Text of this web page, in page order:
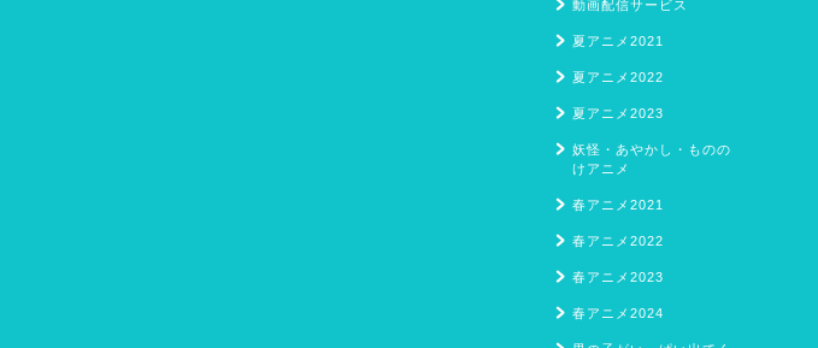
動画配信サービス
夏アニメ2021
夏アニメ2022
夏アニメ2023
妖怪・あやかし・ものの
けアニメ
春アニメ2021
春アニメ2022
春アニメ2023
春アニメ2024